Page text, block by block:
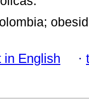
in English ·